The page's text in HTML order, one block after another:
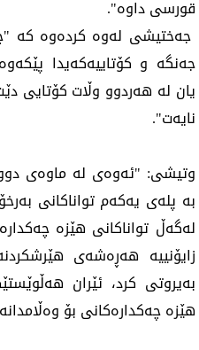
قورسی داوه‌".
جه‌ختیشی له‌وه‌ كرده‌وه‌ كه‌
جه‌نگه‌ و كۆتاییه‌كه‌یدا
یان له‌ هه‌ردوو وڵات كۆتایی
نایه‌ت".
وتیشی‌: "ئه‌وه‌ی له‌ ماوه‌ی دوو
به‌ پله‌ی یه‌كه‌م تواناكانی
له‌گه‌ڵ تواناكانی هێزه‌
زایۆنییه‌ هه‌ڕه‌شه‌ی
به‌یروتی كرد، ئێران
هێزه‌ چه‌كداره‌كانی بۆ